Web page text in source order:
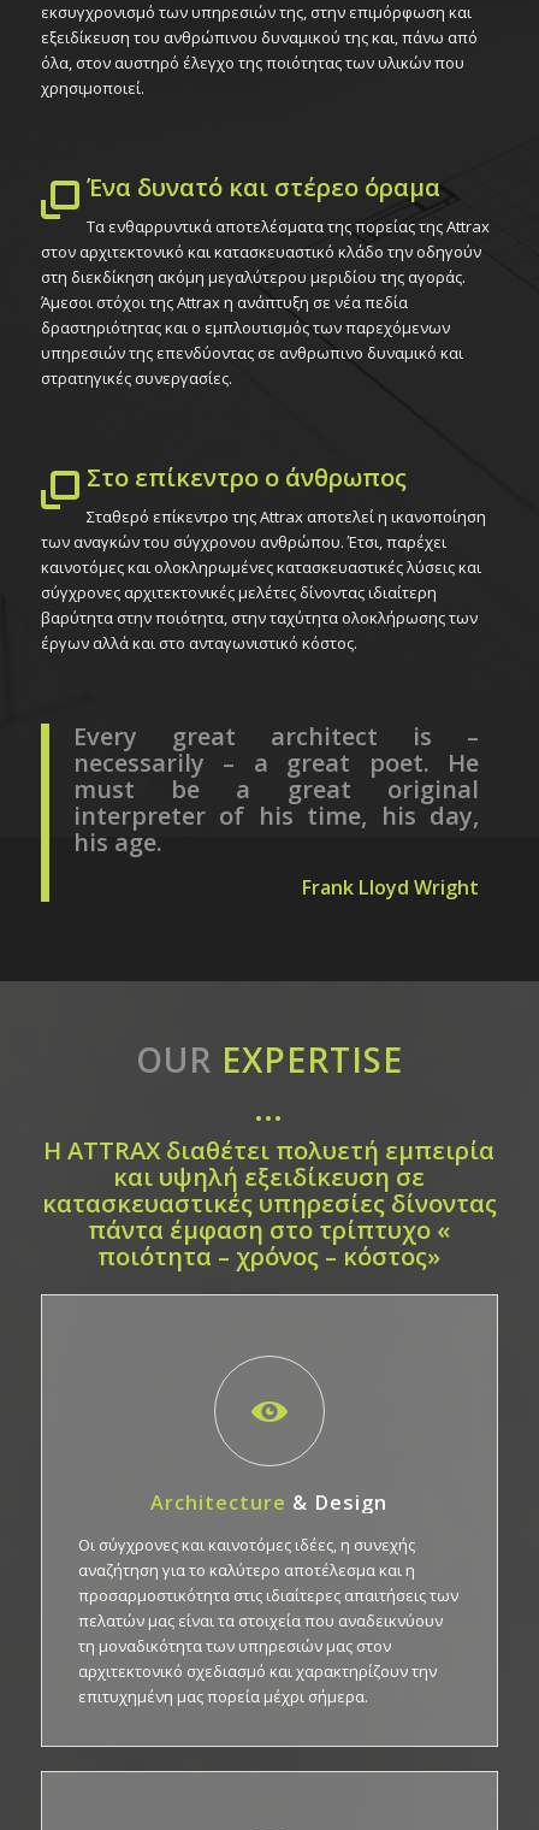
εκσυγχρονισμό των υπηρεσιών της, στην επιμόρφωση και
εξειδίκευση του ανθρώπινου δυναμικού της και, πάνω από
όλα, στον αυστηρό έλεγχο της ποιότητας των υλικών που
χρησιμοποιεί.
Ένα δυνατό και στέρεο όραμα
Τα ενθαρρυντικά αποτελέσματα της πορείας της Attrax
στον αρχιτεκτονικό και κατασκευαστικό κλάδο την οδηγούν
στη διεκδίκηση ακόμη μεγαλύτερου μεριδίου της αγοράς.
Άμεσοι στόχοι της Attrax η ανάπτυξη σε νέα πεδία
δραστηριότητας και ο εμπλουτισμός των παρεχόμενων
υπηρεσιών της επενδύοντας σε ανθρωπινο δυναμικό και
στρατηγικές συνεργασίες.
Στο επίκεντρο ο άνθρωπος
Σταθερό επίκεντρο της Attrax αποτελεί η ικανοποίηση
των αναγκών του σύγχρονου ανθρώπου. Έτσι, παρέχει
καινοτόμες και ολοκληρωμένες κατασκευαστικές λύσεις και
σύγχρονες αρχιτεκτονικές μελέτες δίνοντας ιδιαίτερη
βαρύτητα στην ποιότητα, στην ταχύτητα ολοκλήρωσης των
έργων αλλά και στο ανταγωνιστικό κόστος.
Every great architect is –
necessarily – a great poet. He
must be a great original
interpreter of his time, his day,
his age.
Frank Lloyd Wright
OUR EXPERTISE
…
Η ATTRAX διαθέτει πολυετή εμπειρία
και υψηλή εξειδίκευση σε
κατασκευαστικές υπηρεσίες δίνοντας
πάντα έμφαση στο τρίπτυχο «
ποιότητα – χρόνος – κόστος»
Architecture & Design
Οι σύγχρονες και καινοτόμες ιδέες, η συνεχής
αναζήτηση για το καλύτερο αποτέλεσμα και η
προσαρμοστικότητα στις ιδιαίτερες απαιτήσεις των
πελατών μας είναι τα στοιχεία που αναδεικνύουν
τη μοναδικότητα των υπηρεσιών μας στον
αρχιτεκτονικό σχεδιασμό και χαρακτηρίζουν την
επιτυχημένη μας πορεία μέχρι σήμερα.